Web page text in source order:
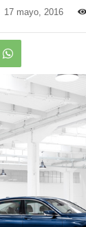
17 mayo, 2016